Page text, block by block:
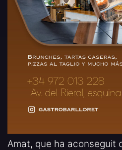
Amat, que ha aconseguit